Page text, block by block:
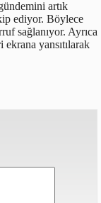
artık
ediyor. Böylece
sağlanıyor. Ayrıca
yansıtılarak